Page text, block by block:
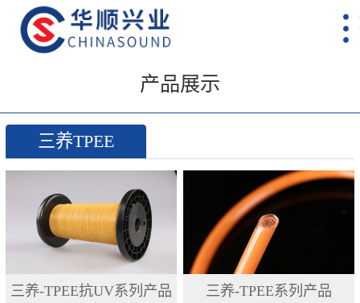
产品展示
三养TPEE
三养-TPEE抗UV系列产品 三养-TPEE系列产品